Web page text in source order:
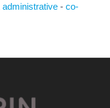
administrative- co-